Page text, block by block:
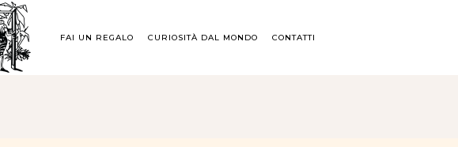
FAI UN REGALO CURIOSITÀ DAL MONDO CONTATTI